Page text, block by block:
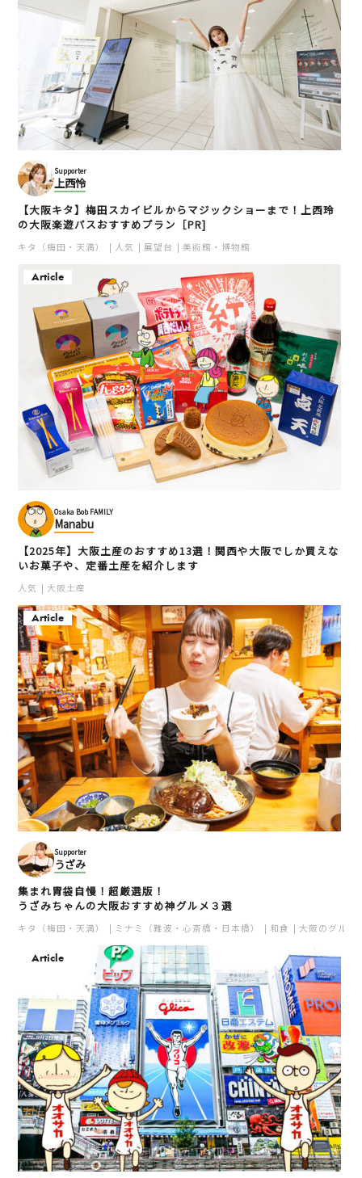
Supporter
上西怜
【大阪キタ】梅田スカイビルからマジックショーまで！上西玲
の大阪楽遊パスおすすめプラン［PR]
キタ（梅田・天満） 人気 展望台 美術館・博物館
Article
Osaka Bob FAMILY
Manabu
【2025年】大阪土産のおすすめ13選！関西や大阪でしか買えな
いお菓子や、定番土産を紹介します
人気 大阪土産
Article
Supporter
うざみ
集まれ胃袋自慢！超厳選版！
うざみちゃんの大阪おすすめ神グルメ３選
キタ（梅田・天満） ミナミ（難波・心斎橋・日本橋） 和食 大阪のグルメ
Article